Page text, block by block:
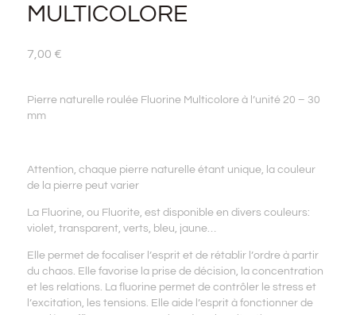
MULTICOLORE
7,00 €
Pierre naturelle roulée Fluorine Multicolore à l’unité 20 – 30
mm
Attention, chaque pierre naturelle étant unique, la couleur
de la pierre peut varier
La Fluorine, ou Fluorite, est disponible en divers couleurs:
violet, transparent, verts, bleu, jaune…
Elle permet de focaliser l’esprit et de rétablir l’ordre à partir
du chaos. Elle favorise la prise de décision, la concentration
et les relations. La fluorine permet de contrôler le stress et
l’excitation, les tensions. Elle aide l’esprit à fonctionner de